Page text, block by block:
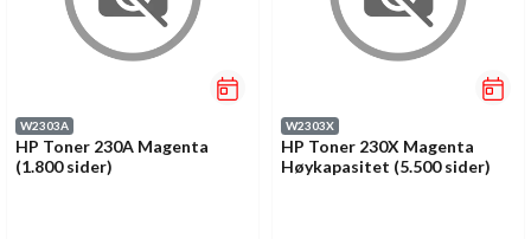
W2303A
HP Toner 230A Magenta
(1.800 sider)
W2303X
HP Toner 230X Magenta
Høykapasitet (5.500 sider)